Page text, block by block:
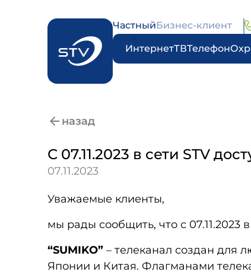
ЧастныйБизнес-клиент
ИнтернетТВТелефон
назад
С 07.11.2023 в сети STV
07.11.2023
Уважаемые клиенты,
мы рады сообщить, что с 07.11.2023
“SUMIKO” – телеканал создан для
Японии и Китая. Флагманами